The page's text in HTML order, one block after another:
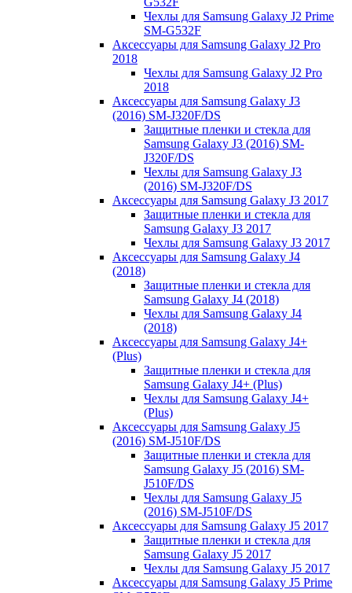
Чехлы для Samsung Galaxy J2 Prime
SM-G532F
Аксессуары для Samsung Galaxy J2 Pro
2018
Чехлы для Samsung Galaxy J2 Pro
2018
Аксессуары для Samsung Galaxy J3
(2016) SM-J320F/DS
Защитные пленки и стекла для
Samsung Galaxy J3 (2016) SM-
J320F/DS
Чехлы для Samsung Galaxy J3
(2016) SM-J320F/DS
Аксессуары для Samsung Galaxy J3 2017
Защитные пленки и стекла для
Samsung Galaxy J3 2017
Чехлы для Samsung Galaxy J3 2017
Аксессуары для Samsung Galaxy J4
(2018)
Защитные пленки и стекла для
Samsung Galaxy J4 (2018)
Чехлы для Samsung Galaxy J4
(2018)
Аксессуары для Samsung Galaxy J4+
(Plus)
Защитные пленки и стекла для
Samsung Galaxy J4+ (Plus)
Чехлы для Samsung Galaxy J4+
(Plus)
Аксессуары для Samsung Galaxy J5
(2016) SM-J510F/DS
Защитные пленки и стекла для
Samsung Galaxy J5 (2016) SM-
J510F/DS
Чехлы для Samsung Galaxy J5
(2016) SM-J510F/DS
Аксессуары для Samsung Galaxy J5 2017
Защитные пленки и стекла для
Samsung Galaxy J5 2017
Чехлы для Samsung Galaxy J5 2017
Аксессуары для Samsung Galaxy J5 Prime